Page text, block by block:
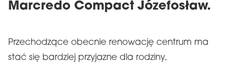
Marcredo Compact Józefosław.
Przechodzące obecnie renowację centrum ma
stać się bardziej przyjazne dla rodziny,